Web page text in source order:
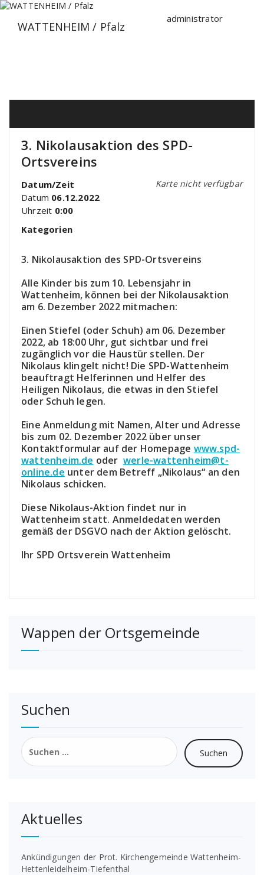
Zum
springenWATTENHEIM / Pfalz
administrator
3. Nikolausaktion des SPD-
Ortsvereins
Karte nicht verfügbar
Datum/Zeit
Datum 06.12.2022
Uhrzeit 0:00
Kategorien
3. Nikolausaktion des SPD-Ortsvereins
Alle Kinder bis zum 10. Lebensjahr in
Wattenheim, können bei der Nikolausaktion
am 6. Dezember 2022 mitmachen:
Einen Stiefel (oder Schuh) am 06. Dezember
2022, ab 18:00 Uhr, gut sichtbar und frei
zugänglich vor die Haustür stellen. Der
Nikolaus klingelt nicht! Die SPD-Wattenheim
beauftragt Helferinnen und Helfer des
Heiligen Nikolaus, die etwas in den Stiefel
oder Schuh legen.
Eine Anmeldung mit Namen, Alter und Adresse
bis zum 02. Dezember 2022 über unser
Kontaktformular auf der Homepage www.spd-
wattenheim.de oderwerle-wattenheim@t-
online.de unter dem Betreff „Nikolaus“ an den
Nikolaus schicken.
Diese Nikolaus-Aktion findet nur in
Wattenheim statt. Anmeldedaten werden
gemäß der DSGVO nach der Aktion gelöscht.
Ihr SPD Ortsverein Wattenheim
Wappen der Ortsgemeinde
Suchen
Suchen
nach:
Aktuelles
Ankündigungen der Prot. Kirchengemeinde Wattenheim-
Hettenleidelheim-Tiefenthal